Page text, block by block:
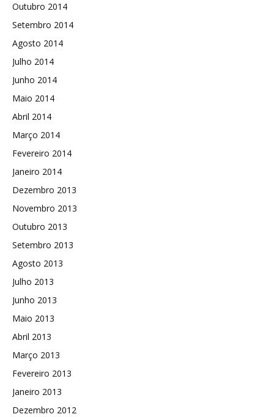
Outubro 2014
Setembro 2014
Agosto 2014
Julho 2014
Junho 2014
Maio 2014
Abril 2014
Março 2014
Fevereiro 2014
Janeiro 2014
Dezembro 2013
Novembro 2013
Outubro 2013
Setembro 2013
Agosto 2013
Julho 2013
Junho 2013
Maio 2013
Abril 2013
Março 2013
Fevereiro 2013
Janeiro 2013
Dezembro 2012